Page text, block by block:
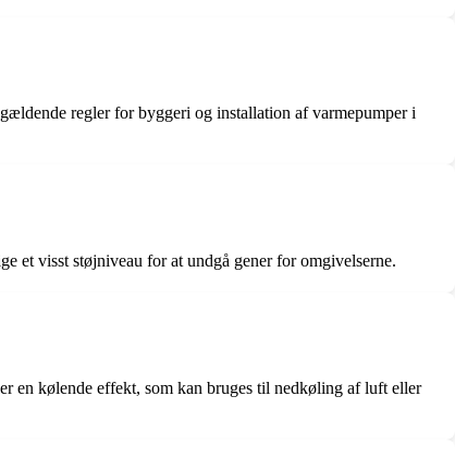
regler for byggeri og installation af varmepumper i
et visst støjniveau for at undgå gener for omgivelserne.
en kølende effekt, som kan bruges til nedkøling af luft eller